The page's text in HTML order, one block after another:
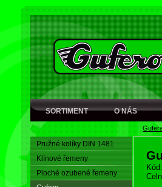
SORTIMENT O NÁS
Pružné kolíky DIN 1481
Klínové řemeny
Ploché ozubené řemeny